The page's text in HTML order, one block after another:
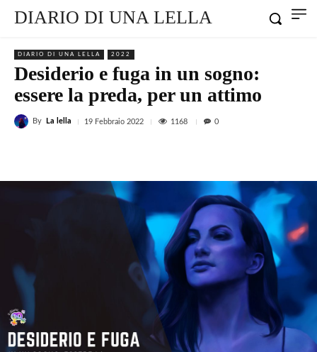
DIARIO DI UNA LELLA
DIARIO DI UNA LELLA 2022
Desiderio e fuga in un sogno:
essere la preda, per un attimo
By La lella 19 Febbraio 2022 1168 0